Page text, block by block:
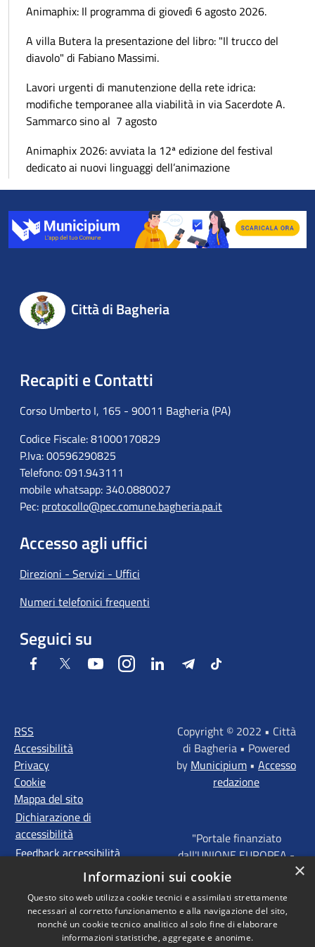
Animaphix: Il programma di giovedì 6 agosto 2026.
A villa Butera la presentazione del libro: "Il trucco del
diavolo" di Fabiano Massimi.
Lavori urgenti di manutenzione della rete idrica:
modifiche temporanee alla viabilità in via Sacerdote A.
Sammarco sino al 7 agosto
Animaphix 2026: avviata la 12ª edizione del festival
dedicato ai nuovi linguaggi dell’animazione
Città di Bagheria
Recapiti e Contatti
Corso Umberto I, 165 - 90011 Bagheria (PA)
Codice Fiscale: 81000170829
P.Iva: 00596290825
Telefono: 091.943111
mobile whatsapp: 340.0880027
Pec: protocollo@pec.comune.bagheria.pa.it
Accesso agli uffici
Direzioni - Servizi - Uffici
Numeri telefonici frequenti
Seguici su
Facebook Twitter YoutubeInstagramLinkedIn TelegramTiktok
RSS
Accessibilità
Privacy
Cookie
Mappa del sito
Dichiarazione di
accessibilità
Feedback accessibilità
Copyright © 2022 • Città
di Bagheria • Powered
by Municipium • Accesso
redazione
"Portale finanziato
dall'UNIONE EUROPEA -
FONDI STRUTTURALI
EUROPEI - Programma
Operativo FESR Sicilia
2014 - 2020 Agenda
×
Informazioni sui cookie
Questo sito web utilizza cookie tecnici e assimilati strettamente
necessari al corretto funzionamento e alla navigazione del sito,
nonché un cookie tecnico analitico al solo fine di elaborare
informazioni statistiche, aggregate e anonime.